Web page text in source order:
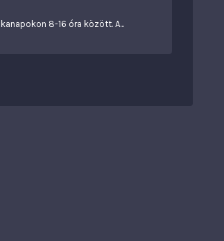
8-16 óra között. A...